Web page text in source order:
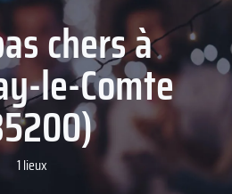
chers à
le-Comte
1 lieux